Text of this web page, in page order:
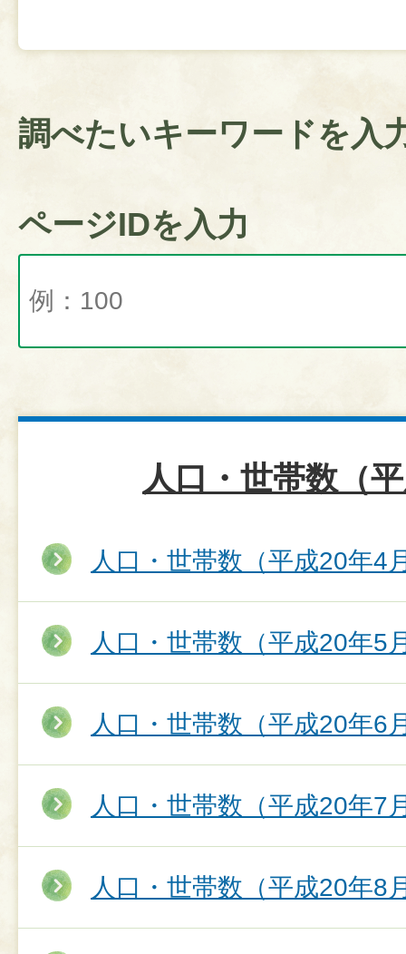
調べたいキーワードを入
ページIDを入力
人口・世帯数（
人口・世帯数（平成20年4
人口・世帯数（平成20年5
人口・世帯数（平成20年6
人口・世帯数（平成20年7
人口・世帯数（平成20年8